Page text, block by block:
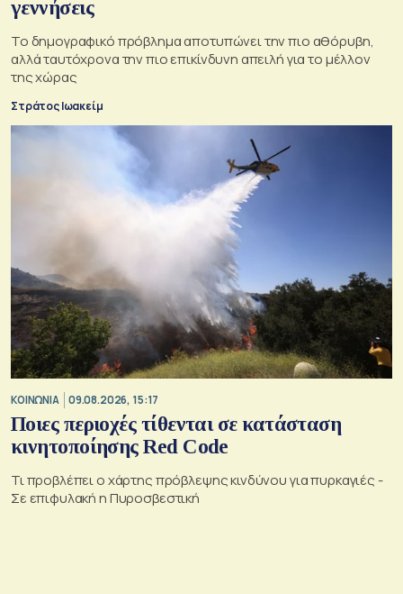
γεννήσεις
Το δημογραφικό πρόβλημα αποτυπώνει την πιο αθόρυβη,
αλλά ταυτόχρονα την πιο επικίνδυνη απειλή για το μέλλον
της χώρας
Στράτος Ιωακείμ
ΚΟΙΝΩΝΙΑ 09.08.2026, 15:17
Ποιες περιοχές τίθενται σε κατάσταση
κινητοποίησης Red Code
Τι προβλέπει ο χάρτης πρόβλεψης κινδύνου για πυρκαγιές -
Σε επιφυλακή η Πυροσβεστική